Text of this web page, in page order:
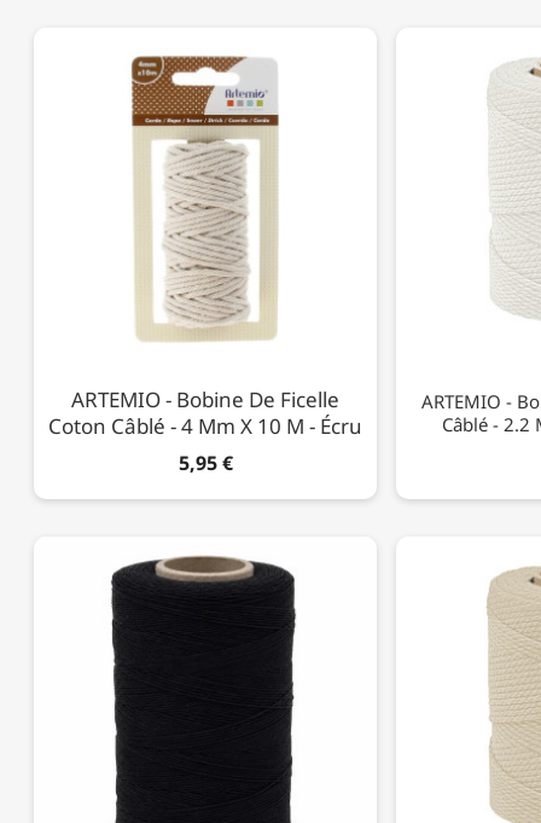
ARTEMIO - Bobine De Ficelle
Coton Câblé - 4 Mm X 10 M - Écru
5,95 €
ARTEMIO -
Câblé - 2.2